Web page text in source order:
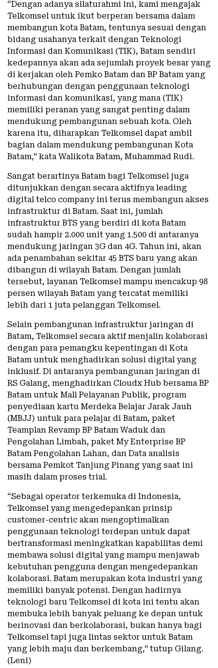
“Dengan adanya silaturahmi ini, kami mengajak
Telkomsel untuk ikut berperan bersama dalam
membangun kota Batam, tentunya sesuai dengan
bidang usahanya terkait dengan Teknologi
Informasi dan Komunikasi (TIK), Batam sendiri
kedepannya akan ada sejumlah proyek besar yang
di kerjakan oleh Pemko Batam dan BP Batam yang
berhubungan dengan penggunaan teknologi
informasi dan komunikasi, yang mana (TIK)
memiliki peranan yang sangat penting dalam
mendukung pembangunan sebuah kota. Oleh
karena itu, diharapkan Telkomsel dapat ambil
bagian dalam mendukung pembangunan Kota
Batam,” kata Walikota Batam, Muhammad Rudi.
Sangat berartinya Batam bagi Telkomsel juga
ditunjukkan dengan secara aktifnya leading
digital telco company ini terus membangun akses
infrastruktur di Batam. Saat ini, jumlah
infrastruktur BTS yang berdiri di kota Batam
sudah hampir 2.000 unit yang 1.500 di antaranya
mendukung jaringan 3G dan 4G. Tahun ini, akan
ada penambahan sekitar 45 BTS baru yang akan
dibangun di wilayah Batam. Dengan jumlah
tersebut, layanan Telkomsel mampu mencakup 98
persen wilayah Batam yang tercatat memiliki
lebih dari 1 juta pelanggan Telkomsel.
Selain pembangunan infrastruktur jaringan di
Batam, Telkomsel secara aktif menjalin kolaborasi
dengan para pemangku kepentingan di Kota
Batam untuk menghadirkan solusi digital yang
inklusif. Di antaranya pembangunan jaringan di
RS Galang, menghadirkan Cloudx Hub bersama BP
Batam untuk Mall Pelayanan Publik, program
penyediaan kartu Merdeka Belajar Jarak Jauh
(MBJJ) untuk para pelajar di Batam, paket
Teamplan Revamp BP Batam Waduk dan
Pengolahan Limbah, paket My Enterprise BP
Batam Pengolahan Lahan, dan Data analisis
bersama Pemkot Tanjung Pinang yang saat ini
masih dalam proses trial.
“Sebagai operator terkemuka di Indonesia,
Telkomsel yang mengedepankan prinsip
customer-centric akan mengoptimalkan
penggunaan teknologi terdepan untuk dapat
bertransformasi meningkatkan kapabilitas demi
membawa solusi digital yang mampu menjawab
kebutuhan pengguna dengan mengedepankan
kolaborasi. Batam merupakan kota industri yang
memiliki banyak potensi. Dengan hadirnya
teknologi baru Telkomsel di kota ini tentu akan
membuka lebih banyak peluang ke depan untuk
berinovasi dan berkolaborasi, bukan hanya bagi
Telkomsel tapi juga lintas sektor untuk Batam
yang lebih maju dan berkembang,” tutup Gilang.
(Leni)